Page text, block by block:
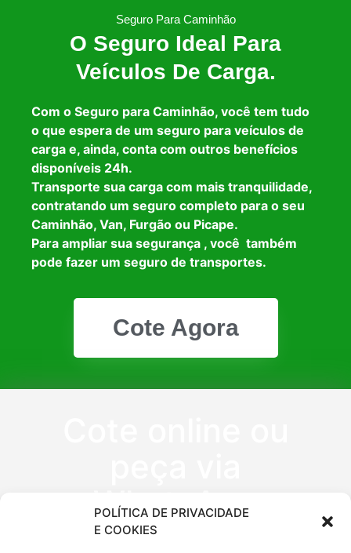
POLÍTICA DE PRIVACIDADE
E COOKIES
Seguro Para Caminhão
O Seguro Ideal Para
Veículos De Carga.
Com o Seguro para Caminhão, você tem tudo
o que espera de um seguro para veículos de
carga e, ainda, conta com outros benefícios
disponíveis 24h.
Transporte sua carga com mais tranquilidade,
contratando um seguro completo para o seu
Caminhão, Van, Furgão ou Picape.
Para ampliar sua segurança , você também
pode fazer um seguro de transportes.
Cote Agora
WhatsApp